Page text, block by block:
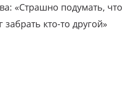
«Страшно подумать, что
забрать кто-то другой»